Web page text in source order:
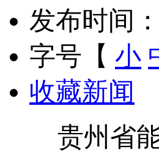
发布时间
字号【 小
收藏新闻
贵州省能